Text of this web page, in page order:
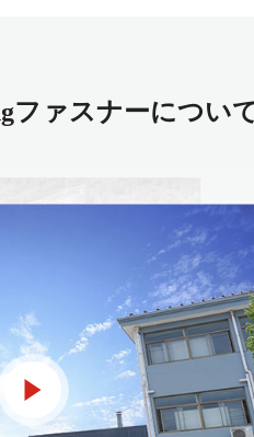
ファスナーについ